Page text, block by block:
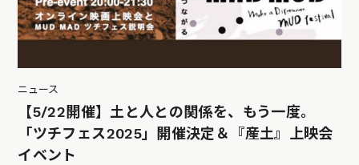
ニュース
【5/22開催】土と人との関係を、もう一度。
「ツチフェス2025」開催決定＆『産土』上映会
イベント